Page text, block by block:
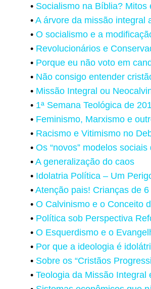
• Socialismo na Bíblia? Mitos
• A árvore da missão integral
• O socialismo e a
• Revolucionários e
• Porque eu não voto em
• Não consigo entender
• Missão Integral ou
• 1ª Semana Teológica de
• Feminismo, Marxismo e
• Racismo e Vitimismo no
• Os “novos” modelos
• A generalização do caos
• Idolatria Política – Um
• Atenção pais! Crianças de
• O Calvinismo e o Conceito
• Política sob Perspectiva
• O Esquerdismo e o
• Por que a ideologia é
• Sobre os “Cristãos
• Teologia da Missão